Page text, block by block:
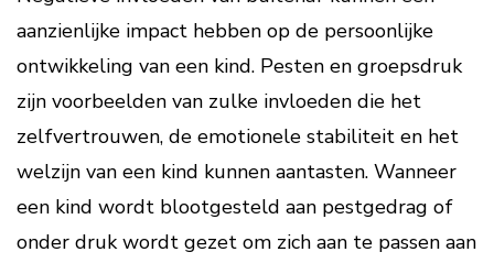
aanzienlijke impact hebben op de persoonlijke
ontwikkeling van een kind. Pesten en groepsdruk
zijn voorbeelden van zulke invloeden die het
zelfvertrouwen, de emotionele stabiliteit en het
welzijn van een kind kunnen aantasten. Wanneer
een kind wordt blootgesteld aan pestgedrag of
onder druk wordt gezet om zich aan te passen aan